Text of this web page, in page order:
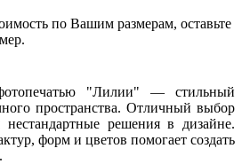
по Вашим размерам, оставьте
"Лилии" — стильный
пространства. Отличный выбор
нестандартные решения в дизайне.
форм и цветов помогает создать